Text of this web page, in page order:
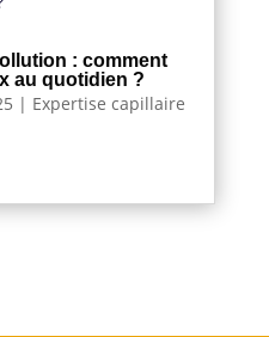
: comment
au quotidien ?
| Expertise capillaire